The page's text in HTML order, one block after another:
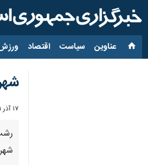
عناوین‌ سیاست اقتصاد
۱۷ آذر ۱۴۰۱، ۱۳:۰۷